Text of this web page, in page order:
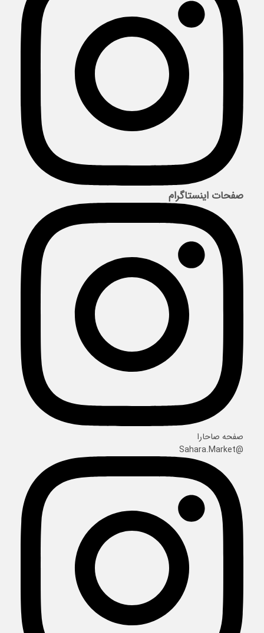
صفحات اینستاگرام
صفحه صاحارا
@Sahara.Market